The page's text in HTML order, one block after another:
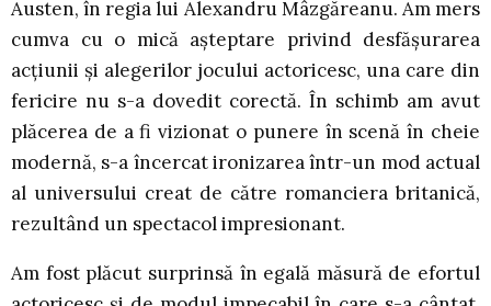
Austen, în regia lui Alexandru Mâzgăreanu. Am mers
cumva cu o mică aşteptare privind desfăşurarea
acţiunii şi alegerilor jocului actoricesc, una care din
fericire nu s-a dovedit corectă. În schimb am avut
plăcerea de a fi vizionat o punere în scenă în cheie
modernă, s-a încercat ironizarea într-un mod actual
al universului creat de către romanciera britanică,
rezultând un spectacol impresionant.
Am fost plăcut surprinsă în egală măsură de efortul